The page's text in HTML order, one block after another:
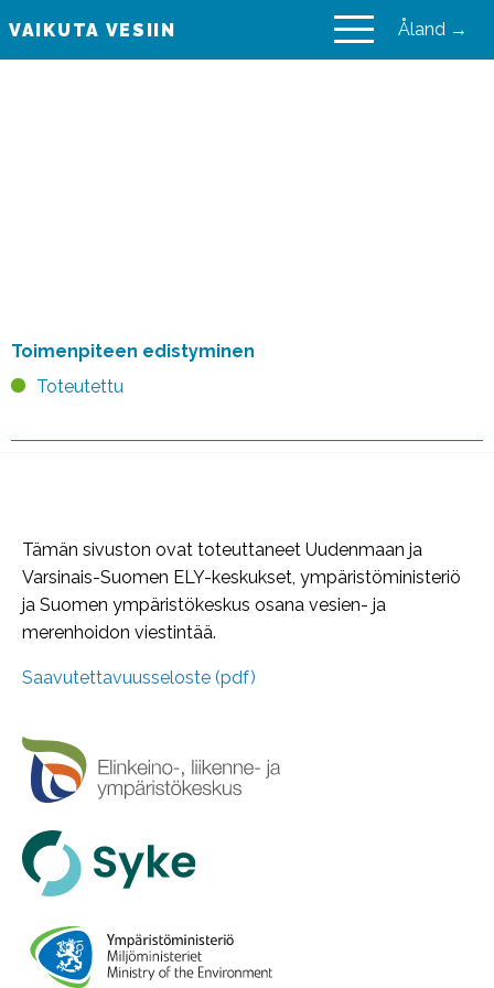
VAIKUTA VESIIN VAIKUTA VESIIN Åland →
Toimenpiteen edistyminen
Toteutettu
Tämän sivuston ovat toteuttaneet Uudenmaan ja
Varsinais-Suomen ELY-keskukset, ympäristöministeriö
ja Suomen ympäristökeskus osana vesien- ja
merenhoidon viestintää.
Saavutettavuusseloste (pdf)